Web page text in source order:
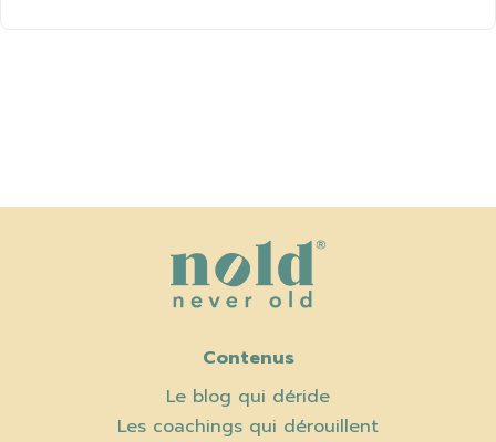
Contenus
Le blog qui déride
Les coachings qui dérouillent